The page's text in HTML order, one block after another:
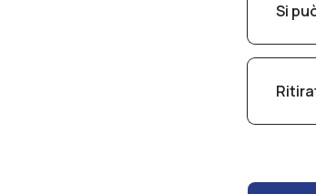
Si
Sì,
Sì,